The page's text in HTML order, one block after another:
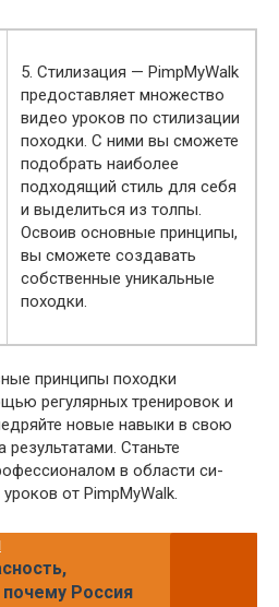
5. Стилизация — PimpMyWalk
предоставляет множество
видео уроков по стилизации
походки. С ними вы сможете
подобрать наиболее
подходящий стиль для себя
и выделиться из толпы.
Освоив основные принципы,
вы сможете создавать
собственные уникальные
походки.
принципы походки
регулярных тренировок и
новые навыки в свою
Станьте
в области си-
от PimpMyWalk.
Россия